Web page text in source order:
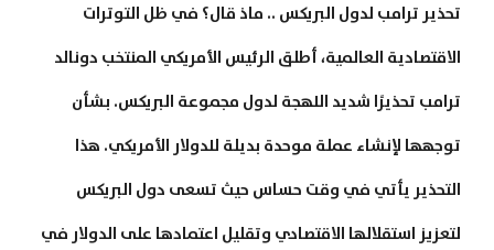
تحذير ترامب لدول البريكس .. ماذ قال؟ في ظل التوترات
الاقتصادية العالمية، أطلق الرئيس الأمريكي المنتخب دونالد
ترامب تحذيرًا شديد اللهجة لدول مجموعة البريكس. بشأن
توجهها لإنشاء عملة موحدة بديلة للدولار الأمريكي. هذا
التحذير يأتي في وقت حساس حيث تسعى دول البريكس
لتعزيز استقلالها الاقتصادي وتقليل اعتمادها على الدولار في